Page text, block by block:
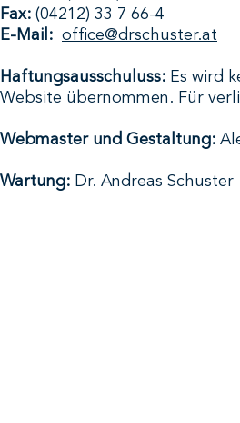
Fax: (04212) 33 7 66-4
E-Mail: office@drschuster.at
Haftungsausschuluss: Es wird
Website übernommen. Für
Webmaster und Gestaltung:
Wartung: Dr. Andreas Schuster